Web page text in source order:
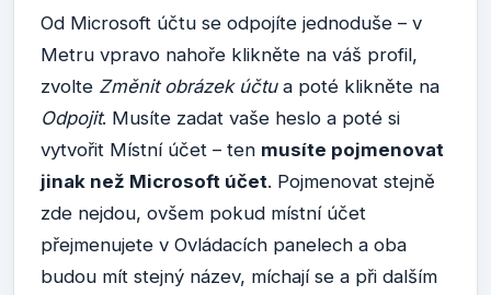
Od Microsoft účtu se odpojíte jednoduše – v
Metru vpravo nahoře klikněte na váš profil,
zvolte Změnit obrázek účtua poté klikněte na
Odpojit. Musíte zadat vaše heslo a poté si
vytvořit Místní účet – ten musíte pojmenovat
jinak než Microsoft účet. Pojmenovat stejně
zde nejdou, ovšem pokud místní účet
přejmenujete v Ovládacích panelech a oba
budou mít stejný název, míchají se a při dalším